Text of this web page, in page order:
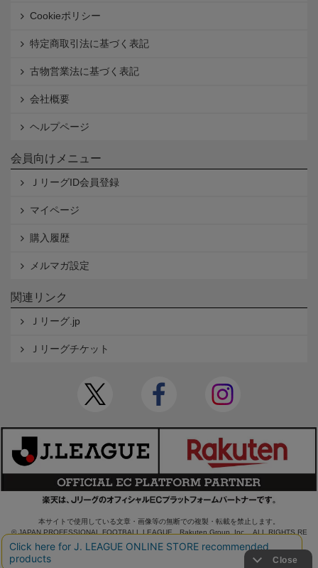
Cookieポリシー
特定商取引法に基づく表記
古物営業法に基づく表記
会社概要
ヘルプページ
会員向けメニュー
ＪリーグID会員登録
マイページ
購入履歴
メルマガ設定
関連リンク
Ｊリーグ.jp
Ｊリーグチケット
本サイトで使用している文章・画像等の無断での複製・転載を禁止します。
© JAPAN PROFESSIONAL FOOTBALL LEAGUE Rakuten Group, Inc. ALL RIGHTS RE
SERVED.